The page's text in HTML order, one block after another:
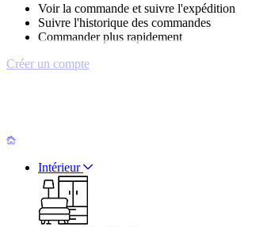
Voir la commande et suivre l'expédition
Suivre l'historique des commandes
Commander plus rapidement
Créer un compte
Intérieur